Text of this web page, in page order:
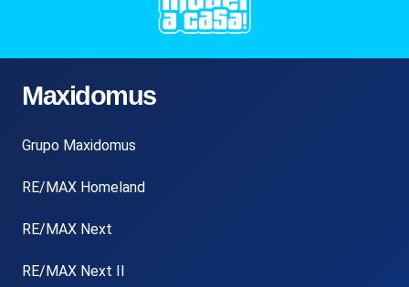
Maxidomus
Grupo Maxidomus
RE/MAX Homeland
RE/MAX Next
RE/MAX Next II